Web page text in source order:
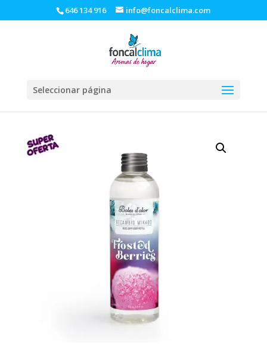
646 134 916 info@foncalclima.com
Seleccionar página